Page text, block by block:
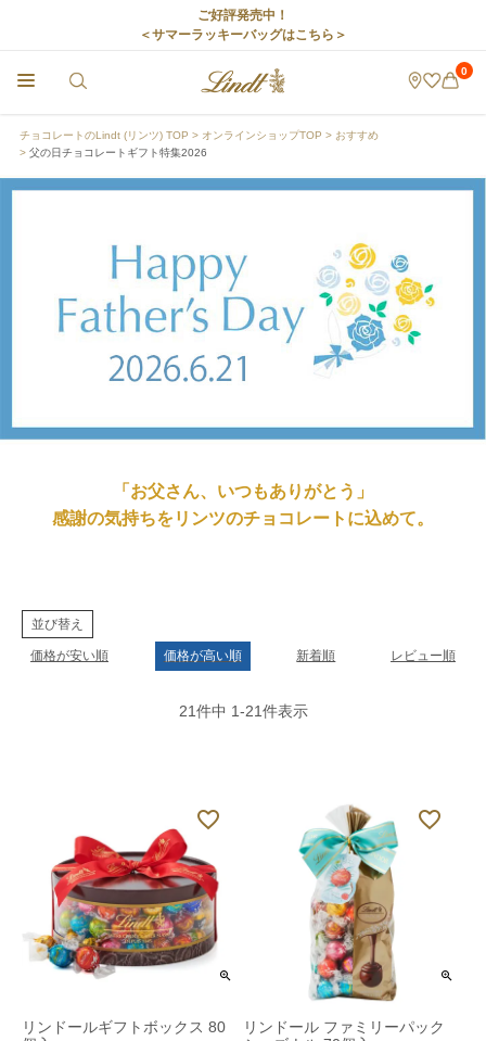
ご好評発売中！
＜サマーラッキーバッグはこちら＞
0
チョコレートのLindt (リンツ) TOP オンラインショップTOP
おすすめ
父の日チョコレートギフト特集2026
「お父さん、いつもありがとう」
感謝の気持ちをリンツのチョコレートに込めて。
並び替え
価格が安い順 価格が高い順 新着順 レビュー順
21件中 1-21件表示
リンドールギフトボックス 80
リンドール ファミリーパック